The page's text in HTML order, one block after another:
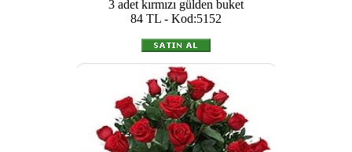
3 adet kırmızı gülden buket
84 TL - Kod:5152